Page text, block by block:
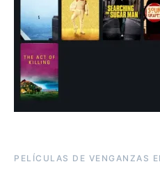
PELÍCULAS DE VENGANZAS